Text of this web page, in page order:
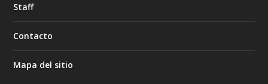
Staff
Contacto
Mapa del sitio